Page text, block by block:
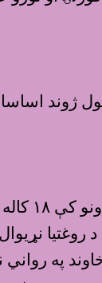
ژوند
د واده
په رواني